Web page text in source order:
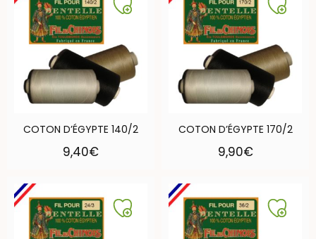
COTON D’ÉGYPTE 140/2
9,40€
COTON D’ÉGYPTE 170/2
9,90€